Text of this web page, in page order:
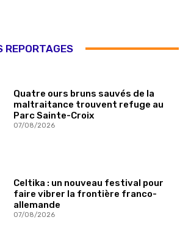
REPORTAGES
Quatre ours bruns sauvés de la
maltraitance trouvent refuge au
Parc Sainte-Croix
07/08/2026
Celtika : un nouveau festival pour
faire vibrer la frontière franco-
allemande
07/08/2026